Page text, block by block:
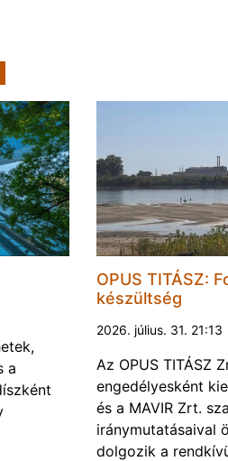
a
OPUS TITÁSZ:
készültség
2026. július. 31. 21:13
Az OPUS TITÁSZ
engedélyesként
és a MAVIR Zrt.
iránymutatásaival
dolgozik a